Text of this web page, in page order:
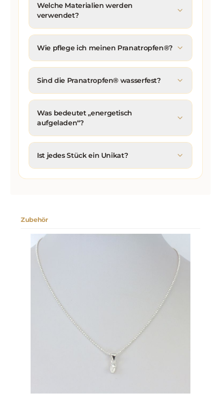
Welche Materialien werden
verwendet?
Wie pflege ich meinen Pranatropfen®?
Sind die Pranatropfen® wasserfest?
Was bedeutet „energetisch
aufgeladen“?
Ist jedes Stück ein Unikat?
Zubehör
Produktgalerie überspringen